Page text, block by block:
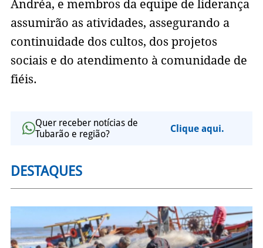
Andréa, e membros da equipe de liderança
assumirão as atividades, assegurando a
continuidade dos cultos, dos projetos
sociais e do atendimento à comunidade de
fiéis.
Quer receber notícias de
Tubarão e região?
Clique aqui.
DESTAQUES